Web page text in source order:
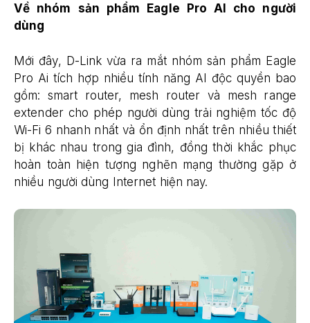
Về nhóm sản phẩm Eagle Pro AI cho người
dùng
Mới đây, D-Link vừa ra mắt nhóm sản phẩm Eagle
Pro Ai tích hợp nhiều tính năng AI độc quyền bao
gồm: smart router, mesh router và mesh range
extender cho phép người dùng trải nghiệm tốc độ
Wi-Fi 6 nhanh nhất và ổn định nhất trên nhiều thiết
bị khác nhau trong gia đình, đồng thời khắc phục
hoàn toàn hiện tượng nghẽn mạng thường gặp ở
nhiều người dùng Internet hiện nay.